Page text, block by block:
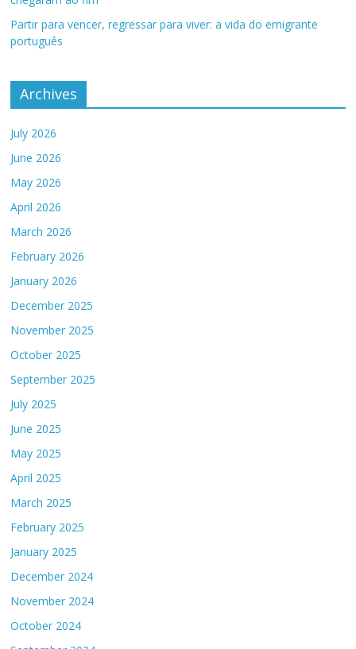
Partir para vencer, regressar para viver: a vida do emigrante
português
Archives
July 2026
June 2026
May 2026
April 2026
March 2026
February 2026
January 2026
December 2025
November 2025
October 2025
September 2025
July 2025
June 2025
May 2025
April 2025
March 2025
February 2025
January 2025
December 2024
November 2024
October 2024